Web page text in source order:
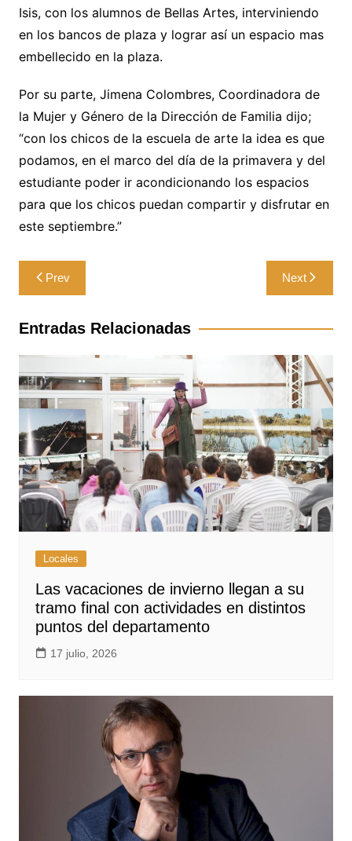
Isis, con los alumnos de Bellas Artes, interviniendo
en los bancos de plaza y lograr así un espacio mas
embellecido en la plaza.
Por su parte, Jimena Colombres, Coordinadora de
la Mujer y Género de la Dirección de Familia dijo;
“con los chicos de la escuela de arte la idea es que
podamos, en el marco del día de la primavera y del
estudiante poder ir acondicionando los espacios
para que los chicos puedan compartir y disfrutar en
este septiembre.”
Navegación
de
entradas
Prev Next
Entradas Relacionadas
Locales
Las vacaciones de invierno llegan a su
tramo final con actividades en distintos
puntos del departamento
17 julio, 2026